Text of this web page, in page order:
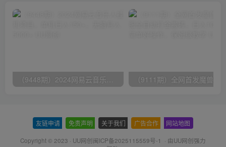
友链申请 免责声明 关于我们 广告合作 网站地图
Copyright © 2023 · UU网创闽ICP备2025115559号-1 · 由UU网创强力